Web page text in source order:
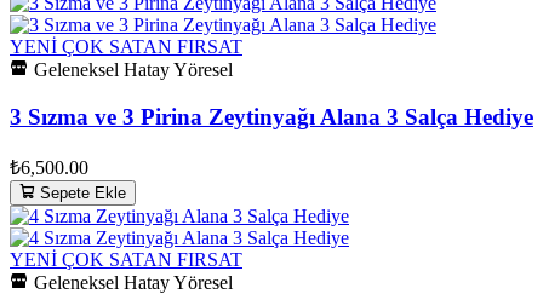
YENİ ÇOK SATAN FIRSAT
Geleneksel Hatay Yöresel
3 Sızma ve 3 Pirina Zeytinyağı Alana 3 Salça Hediye
₺6,500.00
Sepete Ekle
YENİ ÇOK SATAN FIRSAT
Geleneksel Hatay Yöresel